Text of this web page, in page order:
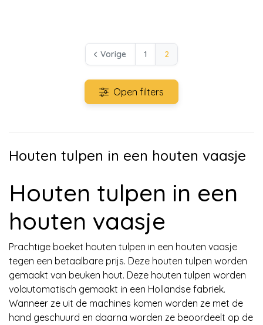
Vorige 1 2
Open filters
Houten tulpen in een houten vaasje
Houten tulpen in een
houten vaasje
Prachtige boeket houten tulpen in een houten vaasje
tegen een betaalbare prijs. Deze houten tulpen worden
gemaakt van beuken hout. Deze houten tulpen worden
volautomatisch gemaakt in een Hollandse fabriek.
Wanneer ze uit de machines komen worden ze met de
hand geschuurd en daarna worden ze beoordeelt op de